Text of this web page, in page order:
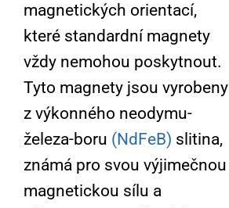
magnetických orientací,
které standardní magnety
vždy nemohou poskytnout.
Tyto magnety jsou vyrobeny
z výkonného neodymu-
železa-boru (NdFeB) slitina,
známá pro svou výjimečnou
magnetickou sílu a